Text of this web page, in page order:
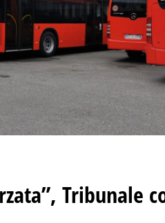
Tribunale